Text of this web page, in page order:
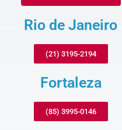
Rio de Janeiro
(21) 3195-2194
Fortaleza
(85) 3995-0146